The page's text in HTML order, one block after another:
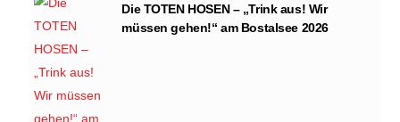
Die TOTEN HOSEN – „Trink aus! Wir
müssen gehen!“ am Bostalsee 2026